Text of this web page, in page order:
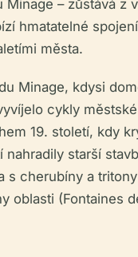
Minage – zůstává z
hmatatelné
města.
Minage, kdysi
cykly
19. století, kdy
nahradily starší
s cherubíny a
oblasti (Fontaines